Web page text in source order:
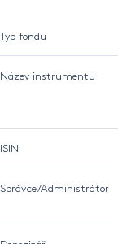
Typ fondu
Název instrumentu
ISIN
Správce/Administrátor